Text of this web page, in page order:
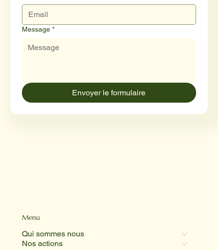
Menu
Qui sommes nous
Nos actions
Message *
Envoyer le formulaire